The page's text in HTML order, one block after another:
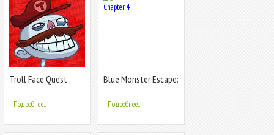
Troll Face Quest
Подробнее...
Blue Monster Escape:
Подробнее...